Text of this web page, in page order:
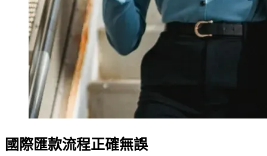
國際匯款流程正確無誤